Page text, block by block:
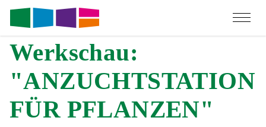
Werkschau:
"ANZUCHTSTATION
FÜR PFLANZEN"